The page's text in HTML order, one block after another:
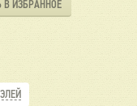
В ИЗБРАННОЕ